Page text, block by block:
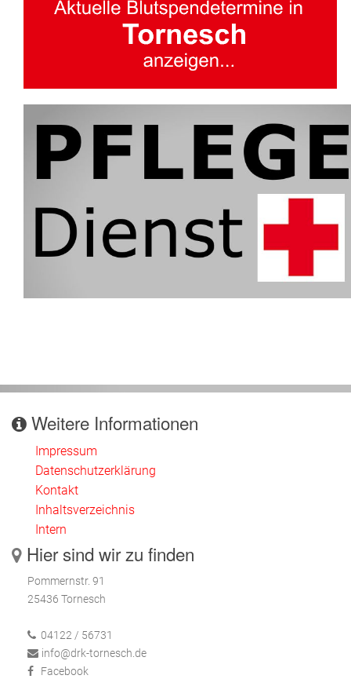
Weitere Informationen
Impressum
Datenschutzerklärung
Kontakt
Inhaltsverzeichnis
Intern
Hier sind wir zu finden
Pommernstr. 91
25436 Tornesch
04122 / 56731
info@drk-tornesch.de
Facebook